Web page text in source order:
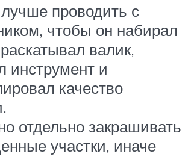
проводить с
чтобы он набирал
валик,
инструмент и
качество
отдельно закрашивать
участки, иначе